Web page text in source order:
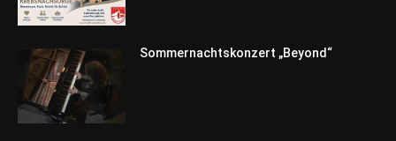
Sommernachtskonzert „Beyond“